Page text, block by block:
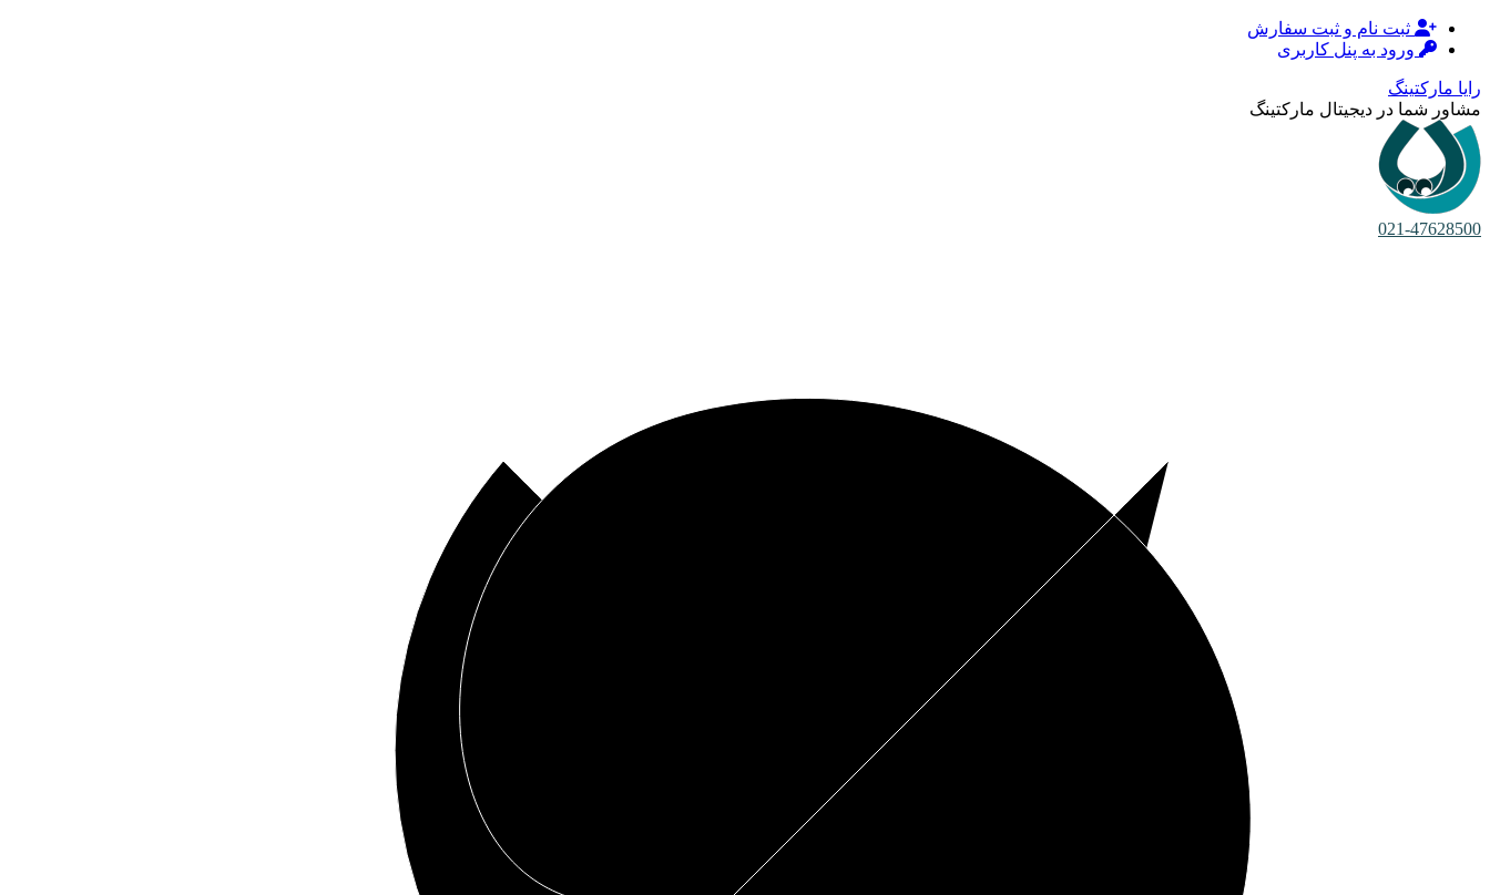
ثبت نام و ثبت سفارش
ورود به پنل کاربری
رایا مارکتینگ
مشاور شما در دیجیتال مارکتینگ
021-47628500